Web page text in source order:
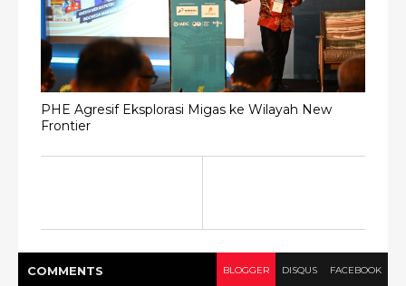
PHE Agresif Eksplorasi Migas ke Wilayah New
Frontier
COMMENTS BLOGGER DISQUS FACEBOOK